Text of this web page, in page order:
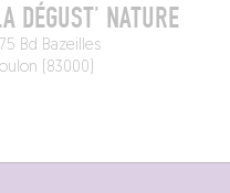
DÉGUST’ NATURE
Bd Bazeilles
(83000)